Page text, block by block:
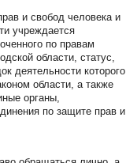
и свобод человека и
учреждается
по правам
области, статус,
деятельности которого
области, а также
органы,
по защите прав и